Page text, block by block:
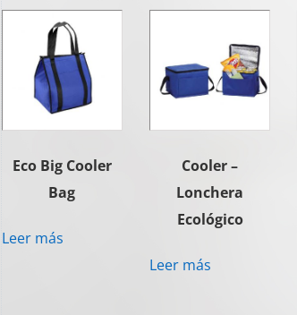
Eco Big Cooler
Bag
Leer más
Cooler –
Lonchera
Ecológico
Leer más